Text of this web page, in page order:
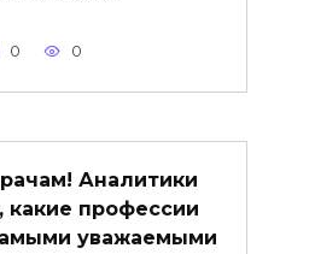
0 0
Аналитики
какие профессии
уважаемыми